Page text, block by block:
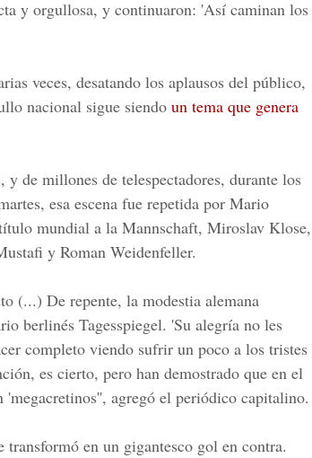
y orgullosa, y continuaron: 'Así caminan los
veces, desatando los aplausos del público,
nacional sigue siendo un tema que genera
y de millones de telespectadores, durante los
esa escena fue repetida por Mario
mundial a la Mannschaft, Miroslav Klose,
y Roman Weidenfeller.
(...) De repente, la modestia alemana
berlinés Tagesspiegel. 'Su alegría no les
completo viendo sufrir un poco a los tristes
es cierto, pero han demostrado que en el
agregó el periódico capitalino.
en un gigantesco gol en contra.